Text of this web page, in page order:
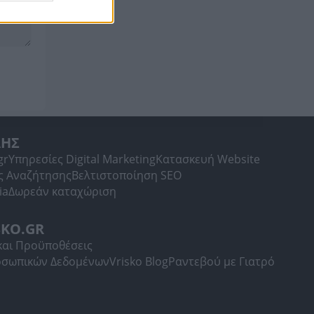
Υπηρεσίες Digital MarketingΚατασκευή Website
ΑναζήτησηςΒελτιστοποίηση SEO
Δωρεάν καταχώριση
Προϋποθέσεις
ΔεδομένωνVrisko BlogΡαντεβού με Γιατρό